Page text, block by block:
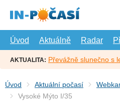
hlavní
Úvod
Aktuálně Radar
AKTUALITA: Převážně slunečno s
Úvod Aktuální počasí
Vysoké Mýto I/35